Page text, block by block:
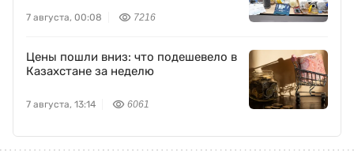
7 августа, 00:08 7216
Цены пошли вниз: что подешевело в
Казахстане за неделю
7 августа, 13:14 6061